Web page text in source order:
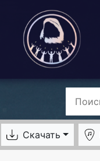
Скачать